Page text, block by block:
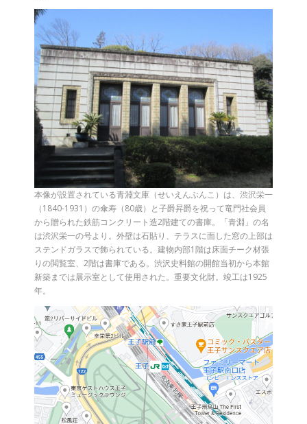
本像が設置されている青淵文庫（せいえんぶんこ）は、渋沢栄一
（1840-1931）の傘寿（80歳）と子爵昇爵を祝って竜門社会員
から贈られた鉄筋コンクリート造2階建ての書庫。「青淵」の名
は渋沢栄一の号より。外壁は石貼り、テラスに面した窓の上部は
ステンドガラスで飾られている。建物内部1階は床面チーク材張
りの閲覧室、2階は書庫である。渋沢史料館の開館当初から本館
新築までは展示室として使用された。重要文化財。竣工は1925
年。